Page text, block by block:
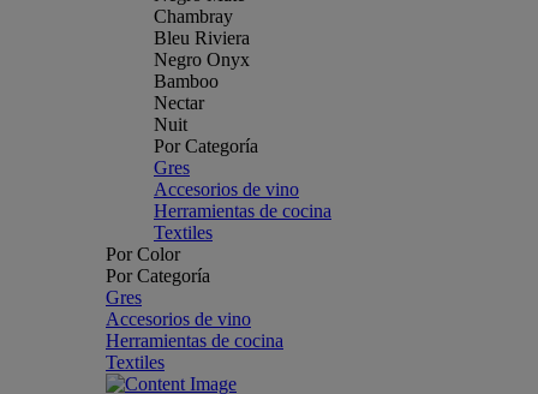
Chambray
Bleu Riviera
Negro Onyx
Bamboo
Nectar
Nuit
Por Categoría
Gres
Accesorios de vino
Herramientas de cocina
Textiles
Por Color
Por Categoría
Gres
Accesorios de vino
Herramientas de cocina
Textiles